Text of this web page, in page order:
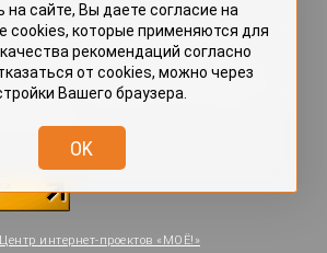
Любые материалы, размещённые на портале
редакции, нештатными авторами
объектами авторского права. Полное или
материалов, размещённых на портале
только с письменного согласия редакции
.
Центр интернет-проектов «МОЁ!»
на сайте, Вы даете согласие на
cookies, которые применяются для
рекомендаций согласно
от cookies, можно через
Вашего браузера.
OK